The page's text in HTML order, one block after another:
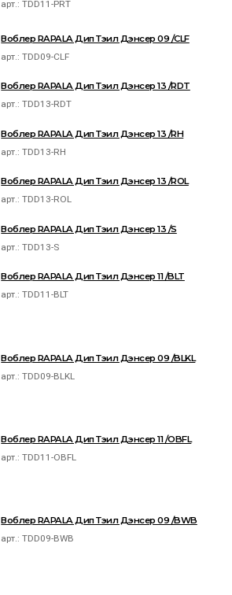
арт.:TDD11-PRT
Воблер RAPALA Дип Тэил Дэнсер 09 /CLF
арт.:TDD09-CLF
Воблер RAPALA Дип Тэил Дэнсер 13 /RDT
арт.:TDD13-RDT
Воблер RAPALA Дип Тэил Дэнсер 13 /RH
арт.:TDD13-RH
Воблер RAPALA Дип Тэил Дэнсер 13 /ROL
арт.:TDD13-ROL
Воблер RAPALA Дип Тэил Дэнсер 13 /S
арт.:TDD13-S
Воблер RAPALA Дип Тэил Дэнсер 11 /BLT
арт.:TDD11-BLT
Воблер RAPALA Дип Тэил Дэнсер 09 /BLKL
арт.:TDD09-BLKL
Воблер RAPALA Дип Тэил Дэнсер 11 /OBFL
арт.:TDD11-OBFL
Воблер RAPALA Дип Тэил Дэнсер 09 /BWB
арт.:TDD09-BWB